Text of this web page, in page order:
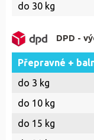
do 30 kg
DPD -
Přepravné +
do 3 kg
do 10 kg
do 15 kg